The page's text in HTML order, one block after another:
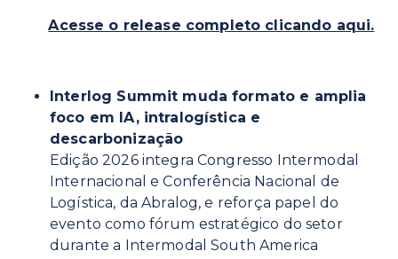
Acesse o release completo clicando aqui.
Interlog Summit muda formato e amplia
foco em IA, intralogística e
descarbonização
Edição 2026 integra Congresso Intermodal
Internacional e Conferência Nacional de
Logística, da Abralog, e reforça papel do
evento como fórum estratégico do setor
durante a Intermodal South America